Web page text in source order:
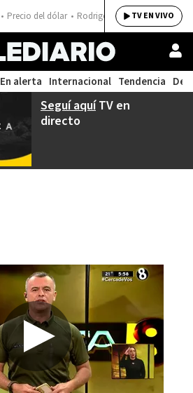
Precio del dólar Rodrigo ChavesTV EN VIVO
En alerta Internacional Tendencia
Seguí aquíTV en
directo